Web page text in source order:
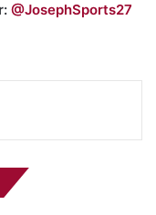
@JosephSports27